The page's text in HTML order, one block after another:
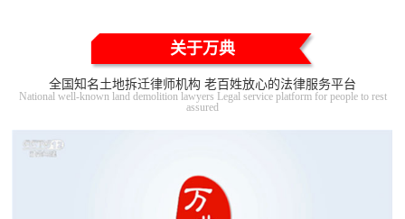
关于万典
全国知名土地拆迁律师机构 老百姓放心的法律服务平台
National well-known land demolition lawyers Legal service platform for people to rest
assured